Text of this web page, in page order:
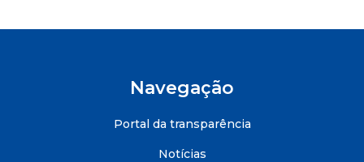
Navegação
Portal da transparência
Notícias